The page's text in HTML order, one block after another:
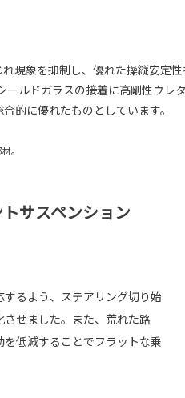
現象を抑制し、優れた操縦安定
ールドガラスの接着に高剛性ウ
的に優れたものとしています。
。
サスペンション
るよう、ステアリング切り始
せました。また、荒れた路
低減することでフラットな乗